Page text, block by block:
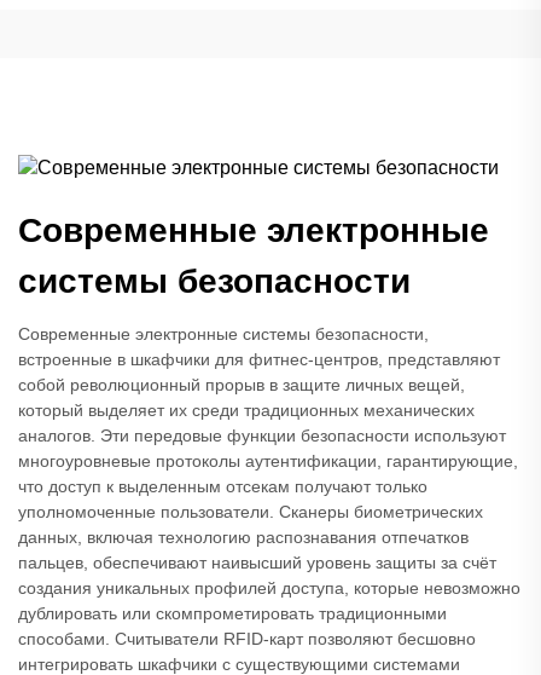
Современные электронные
системы безопасности
Современные электронные системы безопасности,
встроенные в шкафчики для фитнес-центров, представляют
собой революционный прорыв в защите личных вещей,
который выделяет их среди традиционных механических
аналогов. Эти передовые функции безопасности используют
многоуровневые протоколы аутентификации, гарантирующие,
что доступ к выделенным отсекам получают только
уполномоченные пользователи. Сканеры биометрических
данных, включая технологию распознавания отпечатков
пальцев, обеспечивают наивысший уровень защиты за счёт
создания уникальных профилей доступа, которые невозможно
дублировать или скомпрометировать традиционными
способами. Считыватели RFID-карт позволяют бесшовно
интегрировать шкафчики с существующими системами